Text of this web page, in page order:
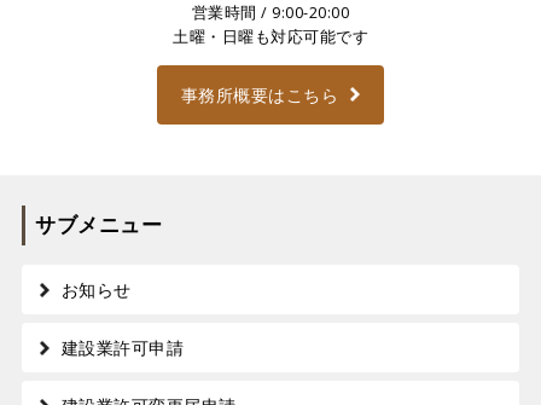
営業時間 / 9:00-20:00
土曜・日曜も対応可能です
事務所概要はこちら
サブメニュー
お知らせ
建設業許可申請